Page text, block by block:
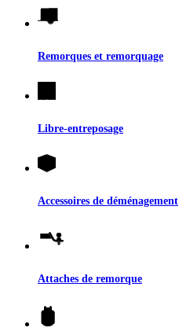
Remorques et remorquage
Libre-entreposage
Accessoires de déménagement
Attaches de remorque